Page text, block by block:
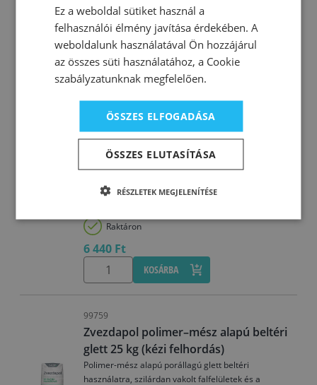
JELLEMZŐK: Jól tap
Raktáron
10 480 Ft
KOSÁRBA
99760
Zvezdapol nagy fehérségű 3in1 beltéri
glett 0-5 mm 25 kg (kézi-gépi felhordás)
A glettelt felület festés előtt alapozást nem igényel!
Egy polimer-karbonát alapú por állagú glett beltéri
használatra,
Raktáron
6 440 Ft
KOSÁRBA
99759
Zvezdapol polimer–mész alapú beltéri
glett 25 kg (kézi felhordás)
Polimer-mész alapú porállagú glett beltéri
használatra, szilárdan vakolt falfelületek és a
Ez a weboldal sütiket használ a
felhasználói élmény javítása érdekében. A
weboldalunk használatával Ön hozzájárul
az összes süti használatához, a Cookie
szabályzatunknak megfelelően.
ÖSSZES ELFOGADÁSA
ÖSSZES ELUTASÍTÁSA
RÉSZLETEK MEGJELENÍTÉSE